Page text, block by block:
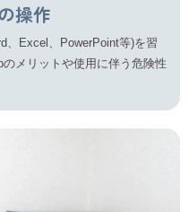
操作
、Excel、PowerPoint等)を習
メリットや使用に伴う危険性